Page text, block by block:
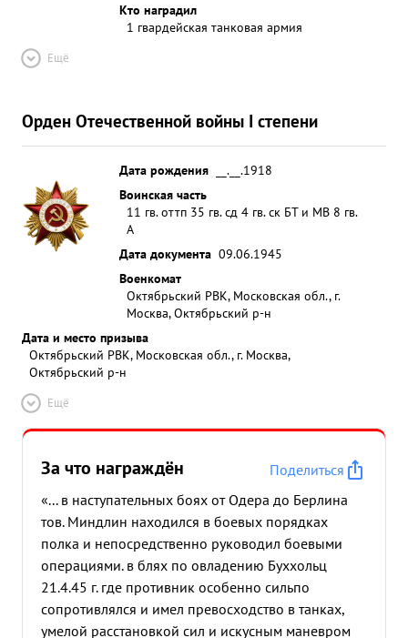
Кто наградил
1 гвардейская танковая армия
Ещё
Орден Отечественной войны I степени
Дата рождения
__.__.1918
Воинская часть
11 гв. оттп 35 гв. сд 4 гв. ск БТ и МВ 8 гв.
А
Дата документа 09.06.1945
Военкомат
Октябрьский РВК, Московская обл., г.
Москва, Октябрьский р-н
Дата и место призыва
Октябрьский РВК, Московская обл., г. Москва,
Октябрьский р-н
Ещё
За что награждён
Поделиться
«... в наступательных боях от Одера до Берлина
тов. Миндлин находился в боевых порядках
полка и непосредственно руководил боевыми
операциями. в блях по овладению Буххольц
21.4.45 г. где противник особенно сильпо
сопротивлялся и имел превосходство в танках,
умелой расстановкой сил и искусным маневром